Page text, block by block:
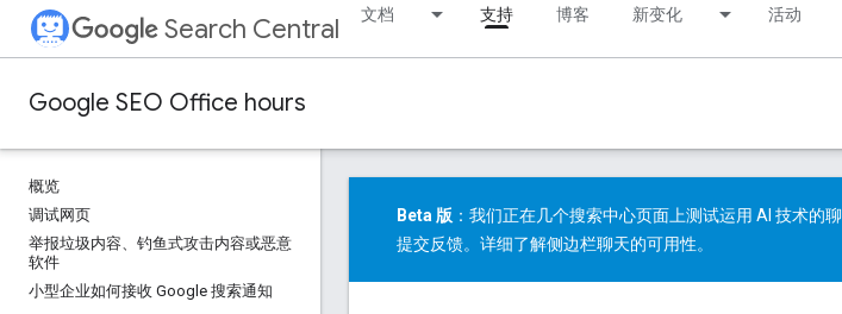
Search Central 文档 支持 博客 新变化 活动
Google SEO Office hours
概览
调试网页
举报垃圾内容、钓鱼式攻击内容或恶意
软件
小型企业如何接收 Google 搜索通知
Beta 版 ：我们正在几个搜索中心页面上测试运用 AI 技术
提交反馈。详细了解侧边栏聊天的可用性。